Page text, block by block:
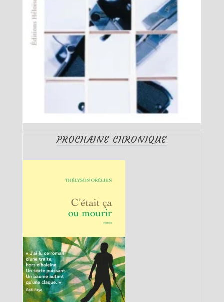
PROCHAINE CHRONIQUE